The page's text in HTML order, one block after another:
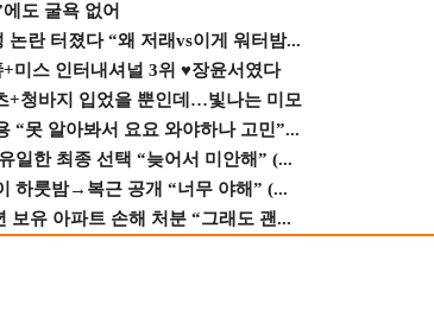
도 굴욕 없어
란 터졌다 “왜 저래vs이게 워터밤...
미스 인터내셔널 3위 ♥장윤서였다
+청바지 입었을 뿐인데…빛나는 미모
“못 알아봐서 요요 와야하나 고민”...
일한 최종 선택 “늦어서 미안해” (...
하룻밤→복근 공개 “너무 야해” (...
보유 아파트 손해 처분 “그래도 괜...